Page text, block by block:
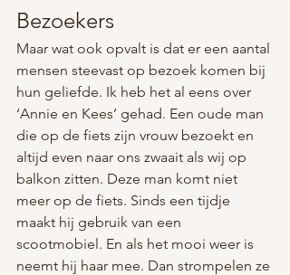
Bezoekers
Maar wat ook opvalt is dat er een aantal
mensen steevast op bezoek komen bij
hun geliefde. Ik heb het al eens over
‘Annie en Kees’ gehad. Een oude man
die op de fiets zijn vrouw bezoekt en
altijd even naar ons zwaait als wij op
balkon zitten. Deze man komt niet
meer op de fiets. Sinds een tijdje
maakt hij gebruik van een
scootmobiel. En als het mooi weer is
neemt hij haar mee. Dan strompelen ze